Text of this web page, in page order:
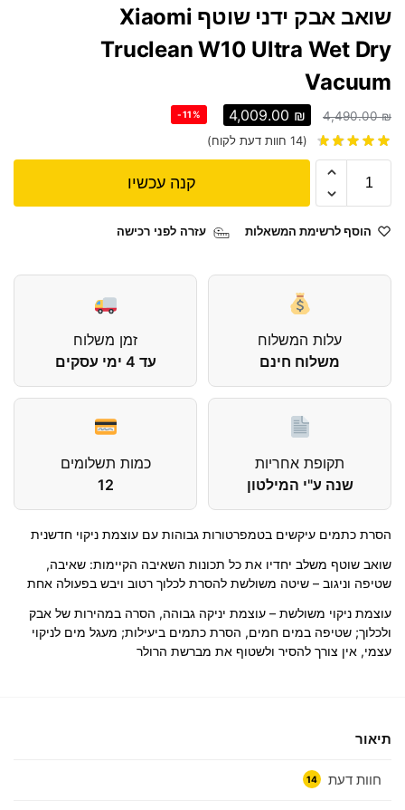
שואב אבק ידני שוטף Xiaomi
Truclean W10 Ultra Wet Dry
Vacuum
4,490.00₪
4,009.00 ₪
-11%
(
14 חוות דעת לקוח)
קנה עכשיו
הוסף לרשימת המשאלות עזרה לפני רכישה
עלות המשלוח
משלוח חינם
זמן משלוח
עד 4 ימי עסקים
תקופת אחריות
שנה ע"י המילטון
כמות תשלומים
12
הסרת כתמים עיקשים בטמפרטורות גבוהות עם עוצמת ניקוי חדשנית
שואב שוטף משלב יחדיו את כל תכונות השאיבה הקיימות: שאיבה,
שטיפה וניגוב – שיטה משולשת להסרת לכלוך רטוב ויבש בפעולה אחת
עוצמת ניקוי משולשת – עוצמת יניקה גבוהה, הסרה במהירות של אבק
ולכלוך; שטיפה במים חמים, הסרת כתמים ביעילות; מעגל מים לניקוי
עצמי, אין צורך להסיר ולשטוף את מברשת הרולר
תיאור
חוות דעת 14